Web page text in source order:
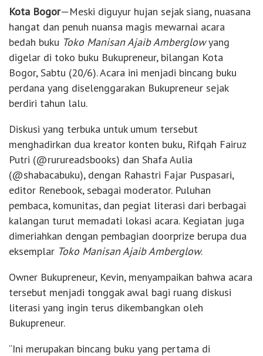
Kota Bogor—Meski diguyur hujan sejak siang, nuasana
hangat dan penuh nuansa magis mewarnai acara
bedah buku Toko Manisan Ajaib Amberglowyang
digelar di toko buku Bukupreneur, bilangan Kota
Bogor, Sabtu (20/6). Acara ini menjadi bincang buku
perdana yang diselenggarakan Bukupreneur sejak
berdiri tahun lalu.
Diskusi yang terbuka untuk umum tersebut
menghadirkan dua kreator konten buku, Rifqah Fairuz
Putri (@rurureadsbooks) dan Shafa Aulia
(@shabacabuku), dengan Rahastri Fajar Puspasari,
editor Renebook, sebagai moderator. Puluhan
pembaca, komunitas, dan pegiat literasi dari berbagai
kalangan turut memadati lokasi acara. Kegiatan juga
dimeriahkan dengan pembagian doorprize berupa dua
eksemplar Toko Manisan Ajaib Amberglow.
Owner Bukupreneur, Kevin, menyampaikan bahwa acara
tersebut menjadi tonggak awal bagi ruang diskusi
literasi yang ingin terus dikembangkan oleh
Bukupreneur.
“Ini merupakan bincang buku yang pertama di